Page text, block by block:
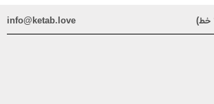
info@ketab.love